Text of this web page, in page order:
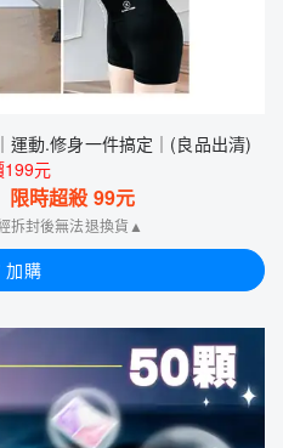
運動.修身一件搞定｜(良品出清)
199元
限時超殺 99元
拆封後無法退換貨▲
加購